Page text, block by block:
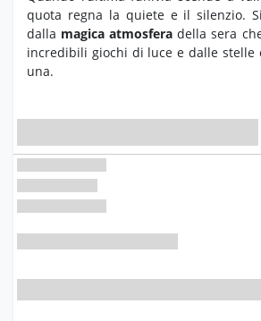
quota regna la quiete e il silenzio.
dalla magica atmosfera della sera
incredibili giochi di luce e dalle stelle
una.